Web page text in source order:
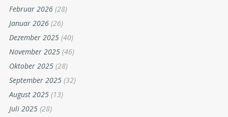
Februar 2026 (28)
Januar 2026 (26)
Dezember 2025 (40)
November 2025 (46)
Oktober 2025 (28)
September 2025 (32)
August 2025 (13)
Juli 2025 (28)